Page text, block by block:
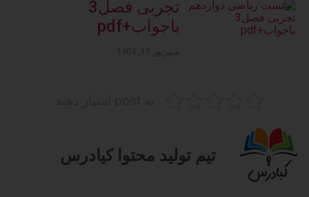
تجربی فصل3
باجواب+pdf
تیم تولید محتوا کیادرس